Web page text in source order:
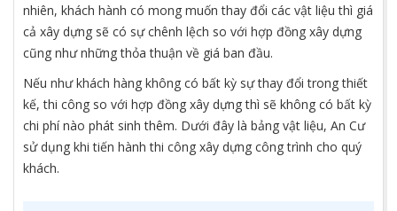
nhiên, khách hành có mong muốn thay đổi các vật liệu thì giá
cả xây dựng sẽ có sự chênh lệch so với hợp đồng xây dựng
cũng như những thỏa thuận về giá ban đầu.
Nếu như khách hàng không có bất kỳ sự thay đổi trong thiết
kế, thi công so với hợp đồng xây dựng thì sẽ không có bất kỳ
chi phí nào phát sinh thêm. Dưới đây là bảng vật liệu, An Cư
sử dụng khi tiến hành thi công xây dựng công trình cho quý
khách.